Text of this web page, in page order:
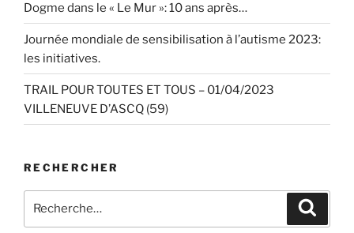
Dogme dans le « Le Mur »: 10 ans après…
Journée mondiale de sensibilisation à l’autisme 2023:
les initiatives.
TRAIL POUR TOUTES ET TOUS – 01/04/2023
VILLENEUVE D’ASCQ (59)
RECHERCHER
pour